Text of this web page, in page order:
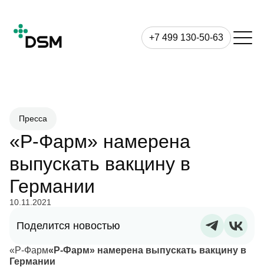
+7 499 130-50-63
Пресса
«Р-Фарм» намерена
выпускать вакцину в
Германии
10.11.2021
Поделится новостью
«Р-Фарм«Р-Фарм» намерена выпускать вакцину в
Германии